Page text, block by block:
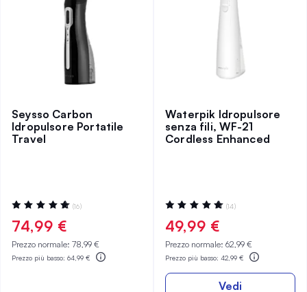
Seysso Carbon
Idropulsore Portatile
Travel
Valutazione:
99%
(16)
74,99 €
Prezzo normale: 78,99 €
Prezzo più basso: 64,99 €
Waterpik Idropulsore
senza fili, WF-21
Cordless Enhanced
Valutazione:
97%
(14)
49,99 €
Prezzo normale: 62,99 €
Prezzo più basso: 42,99 €
Vedi